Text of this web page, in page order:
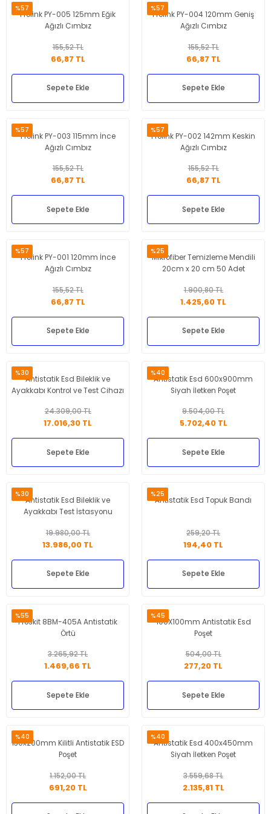
%57
Prolink PY-005 125mm Eğik
Ağızlı Cımbız
155,52 TL
66,87 TL
Sepete Ekle
%57
Prolink PY-004 120mm Geniş
Ağızlı Cımbız
155,52 TL
66,87 TL
Sepete Ekle
%57
Prolink PY-003 115mm İnce
Ağızlı Cımbız
155,52 TL
66,87 TL
Sepete Ekle
%57
Prolink PY-002 142mm Keskin
Ağızlı Cımbız
155,52 TL
66,87 TL
Sepete Ekle
%57
Prolink PY-001 120mm İnce
Ağızlı Cımbız
155,52 TL
66,87 TL
Sepete Ekle
%25
Mikrofiber Temizleme Mendili
20cm x 20 cm 50 Adet
1.900,80 TL
1.425,60 TL
Sepete Ekle
%30
Antistatik Esd Bileklik ve
Ayakkabı Kontrol ve Test Cihazı
24.309,00 TL
17.016,30 TL
Sepete Ekle
%40
Antistatik Esd 600x900mm
Siyah İletken Poşet
9.504,00 TL
5.702,40 TL
Sepete Ekle
%30
Antistatik Esd Bileklik ve
Ayakkabı Test İstasyonu
19.980,00 TL
13.986,00 TL
Sepete Ekle
%25
Antistatik Esd Topuk Bandı
259,20 TL
194,40 TL
Sepete Ekle
%55
Proskit 8BM-405A Antistatik
Örtü
3.265,92 TL
1.469,66 TL
Sepete Ekle
%45
100X100mm Antistatik Esd
Poşet
504,00 TL
277,20 TL
Sepete Ekle
%40
130x200mm Kilitli Antistatik ESD
Poşet
1.152,00 TL
691,20 TL
%40
Antistatik Esd 400x450mm
Siyah İletken Poşet
3.559,68 TL
2.135,81 TL